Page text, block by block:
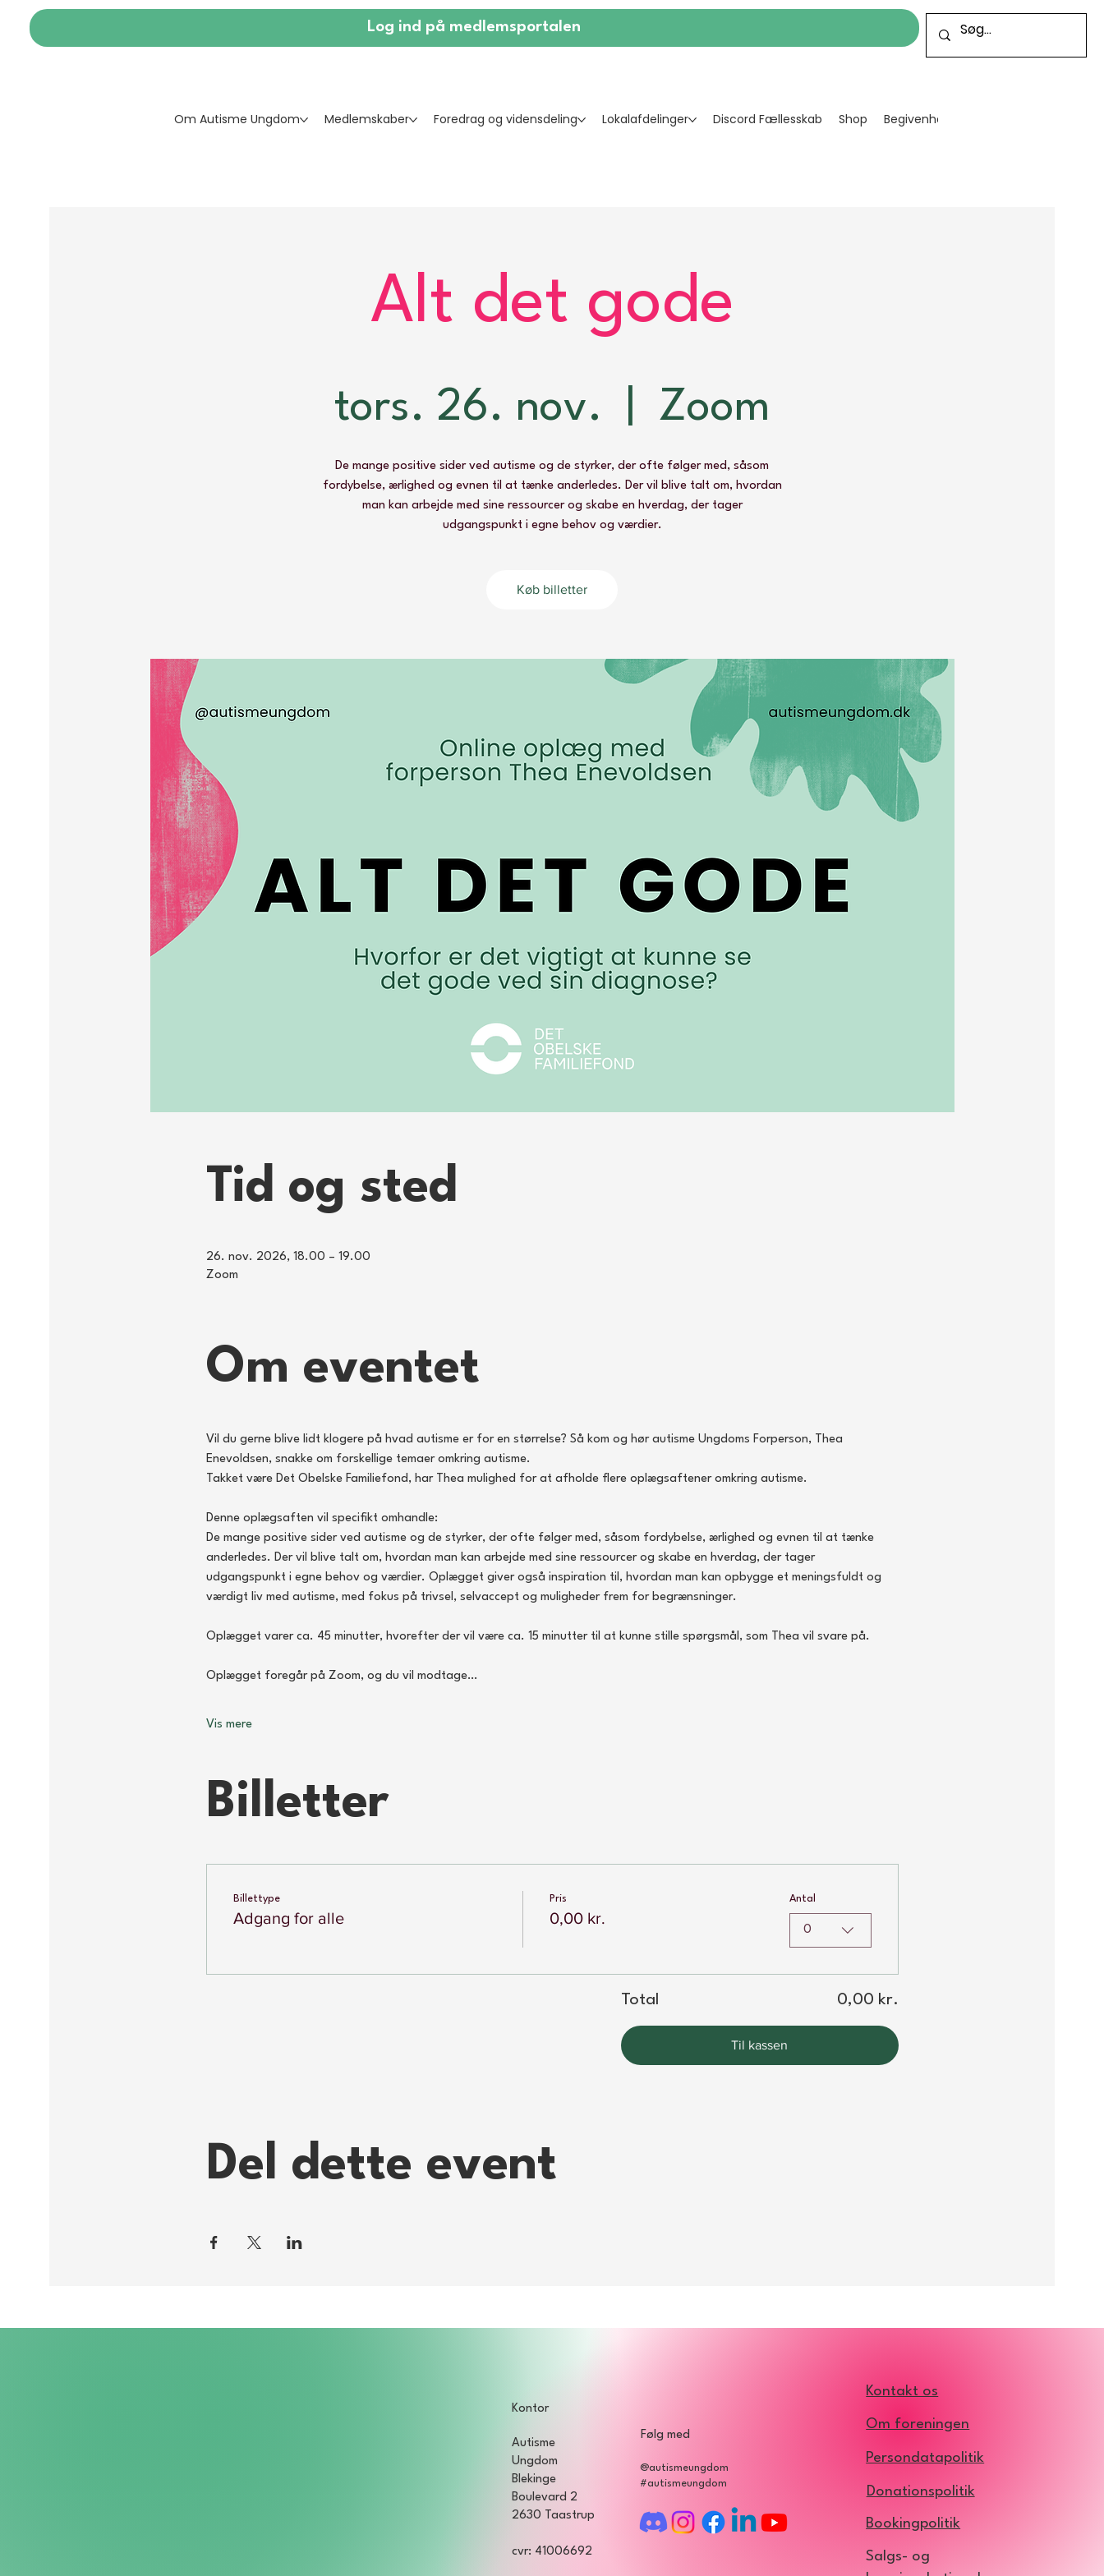
Log ind på medlemsportalen
Om Autisme Ungdom Medlemskaber Foredrag og vidensdeling Lokalafdelinger Discord Fællesskab Shop Begivenheder
Alt det gode
tors. 26. nov. Zoom
De mange positive sider ved autisme og de styrker, der ofte følger med, såsom
fordybelse, ærlighed og evnen til at tænke anderledes. Der vil blive talt om, hvordan
man kan arbejde med sine ressourcer og skabe en hverdag, der tager
udgangspunkt i egne behov og værdier.
Køb billetter
Tid og sted
26. nov. 2026, 18.00 – 19.00
Zoom
Om eventet
Vil du gerne blive lidt klogere på hvad autisme er for en størrelse? Så kom og hør autisme Ungdoms Forperson, Thea
Enevoldsen, snakke om forskellige temaer omkring autisme.
Takket være Det Obelske Familiefond, har Thea mulighed for at afholde flere oplægsaftener omkring autisme.
Denne oplægsaften vil specifikt omhandle:
De mange positive sider ved autisme og de styrker, der ofte følger med, såsom fordybelse, ærlighed og evnen til at tænke
anderledes. Der vil blive talt om, hvordan man kan arbejde med sine ressourcer og skabe en hverdag, der tager
udgangspunkt i egne behov og værdier. Oplægget giver også inspiration til, hvordan man kan opbygge et meningsfuldt og
værdigt liv med autisme, med fokus på trivsel, selvaccept og muligheder frem for begrænsninger.
Oplægget varer ca. 45 minutter, hvorefter der vil være ca. 15 minutter til at kunne stille spørgsmål, som Thea vil svare på.
Oplægget foregår på Zoom, og du vil modtage…
Vis mere
Billetter
Billettype
Adgang for alle
Pris
0,00 kr.
Antal
0
Total 0,00 kr.
Til kassen
Del dette event
Kontor
Autisme
Ungdom
Blekinge
Boulevard 2
2630 Taastrup
cvr: 41006692
Følg med
@autismeungdom
#autismeungdom
Kontakt os
Om foreningen
Persondatapolitik
Donationspolitik
Bookingpolitik
Salgs- og